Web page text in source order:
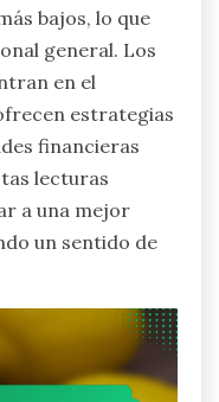
bajos, lo que
general. Los
en el
estrategias
financieras
lecturas
a una mejor
un sentido de